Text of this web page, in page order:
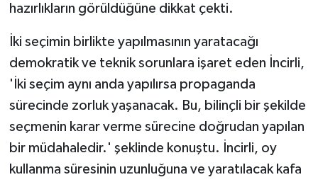
hazırlıkların görüldüğüne dikkat çekti.
İki seçimin birlikte yapılmasının yaratacağı
demokratik ve teknik sorunlara işaret eden İncirli,
'İki seçim aynı anda yapılırsa propaganda
sürecinde zorluk yaşanacak. Bu, bilinçli bir şekilde
seçmenin karar verme sürecine doğrudan yapılan
bir müdahaledir.' şeklinde konuştu. İncirli, oy
kullanma süresinin uzunluğuna ve yaratılacak kafa